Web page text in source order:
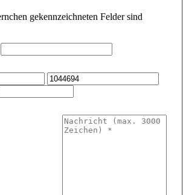
gekennzeichneten Felder sind